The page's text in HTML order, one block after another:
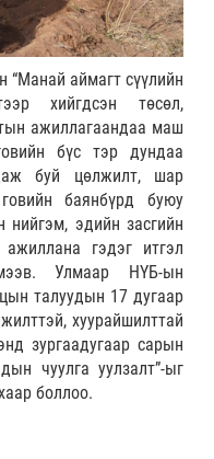
“Манай аймагт сүүлийн
хийгдсэн төсөл,
ажиллагаандаа маш
бүс тэр дундаа
буй цөлжилт, шар
баянбүрд буюу
нийгэм, эдийн засгийн
гэдэг итгэл
Улмаар НҮБ-ын
талуудын 17 дугаар
хуурайшилттай
зургаадугаар сарын
чуулга уулзалт”-ыг
боллоо.